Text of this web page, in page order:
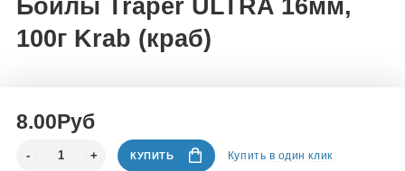
Бойлы Traper ULTRA 16мм,
100г Krab (краб)
8.00Руб
КУПИТЬ Купить в один клик